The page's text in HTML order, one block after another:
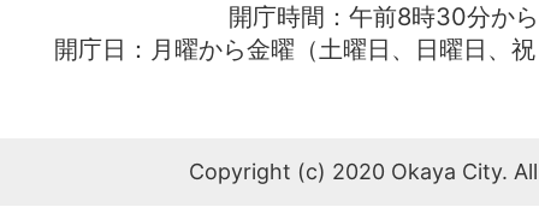
開庁時間：午前8時30分か
開庁日：月曜から金曜（土曜日、日曜日、
Copyright (c) 2020 Okaya City.